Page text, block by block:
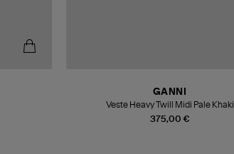
375,00 €
GANNI
Veste Heavy Twill Midi Pale Khaki